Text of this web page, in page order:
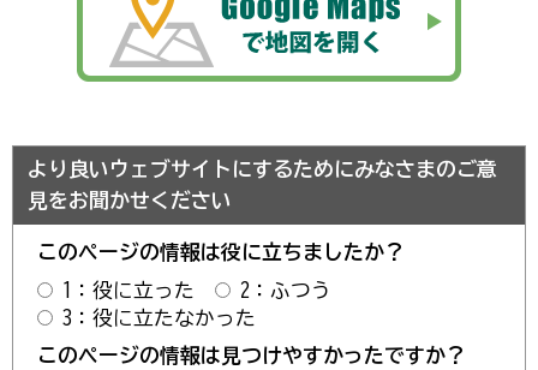
より良いウェブサイトにするためにみなさまのご意
見をお聞かせください
このページの情報は役に立ちましたか？
1：役に立った
2：ふつう
3：役に立たなかった
このページの情報は見つけやすかったですか？